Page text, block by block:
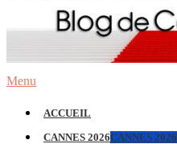
Menu
ACCUEIL
CANNES 2026CANNES 2026